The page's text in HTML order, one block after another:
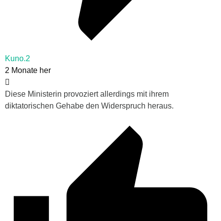
Kuno.2
2 Monate her
Diese Ministerin provoziert allerdings mit ihrem
diktatorischen Gehabe den Widerspruch heraus.